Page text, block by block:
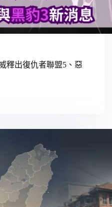
釋出復仇者聯盟5、惡